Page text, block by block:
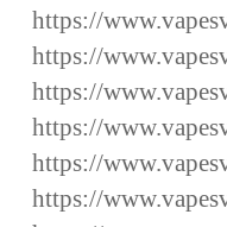
https://
https://
https://
https://
https://
https://